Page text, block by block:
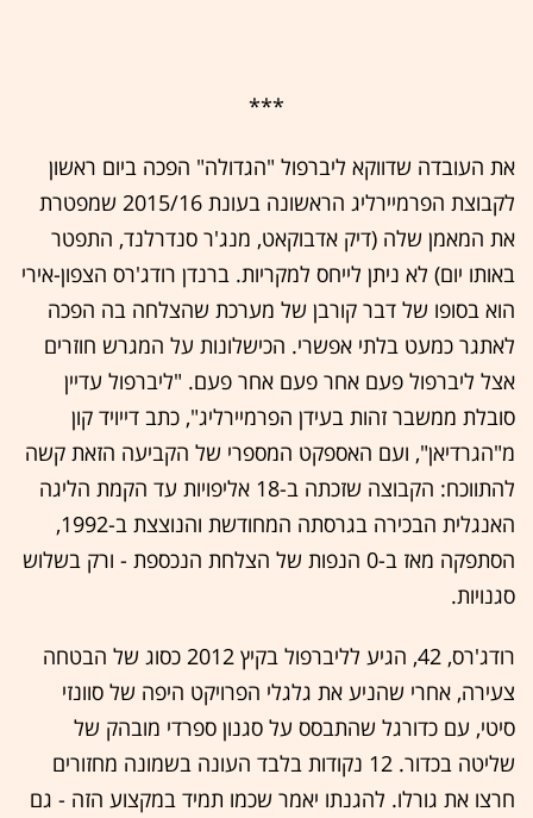
***
את העובדה שדווקא ליברפול "הגדולה" הפכה ביום ראשון
לקבוצת הפרמיירליג הראשונה בעונת 2015/16 שמפטרת
את המאמן שלה (דיק אדבוקאט, מנג'ר סנדרלנד, התפטר
באותו יום) לא ניתן לייחס למקריות. ברנדן רודג'רס הצפון-אירי
הוא בסופו של דבר קורבן של מערכת שהצלחה בה הפכה
לאתגר כמעט בלתי אפשרי. הכישלונות על המגרש חוזרים
אצל ליברפול פעם אחר פעם אחר פעם. "ליברפול עדיין
סובלת ממשבר זהות בעידן הפרמיירליג", כתב דייויד קון
מ"הגרדיאן", ועם האספקט המספרי של הקביעה הזאת קשה
להתווכח: הקבוצה שזכתה ב-18 אליפויות עד הקמת הליגה
האנגלית הבכירה בגרסתה המחודשת והנוצצת ב-1992,
הסתפקה מאז ב-0 הנפות של הצלחת הנכספת - ורק בשלוש
סגנויות.
רודג'רס, 42, הגיע לליברפול בקיץ 2012 כסוג של הבטחה
צעירה, אחרי שהניע את גלגלי הפרויקט היפה של סוונזי
סיטי, עם כדורגל שהתבסס על סגנון ספרדי מובהק של
שליטה בכדור. 12 נקודות בלבד העונה בשמונה מחזורים
חרצו את גורלו. להגנתו יאמר שכמו תמיד במקצוע הזה - גם